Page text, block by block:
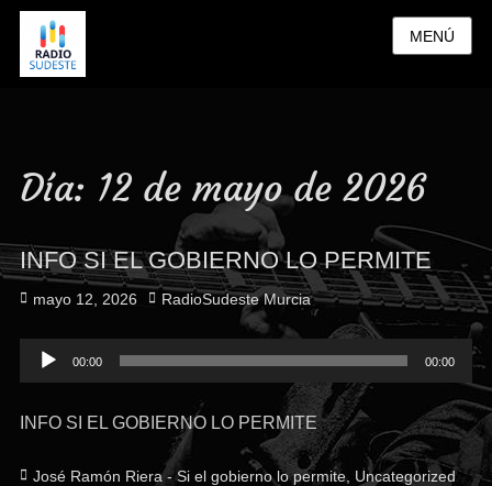
MENÚ
Día: 12 de mayo de 2026
INFO SI EL GOBIERNO LO PERMITE
Publicado
mayo 12, 2026 Autor
RadioSudeste Murcia
Reproductor
de
00:00 00:00
INFO SI EL GOBIERNO LO PERMITE
Categorías
José Ramón Riera - Si el gobierno lo permite, Uncategorized